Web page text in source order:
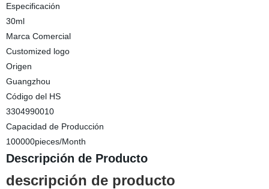
Especificación
30ml
Marca Comercial
Customized logo
Origen
Guangzhou
Código del HS
3304990010
Capacidad de Producción
100000pieces/Month
Descripción de Producto
descripción de producto